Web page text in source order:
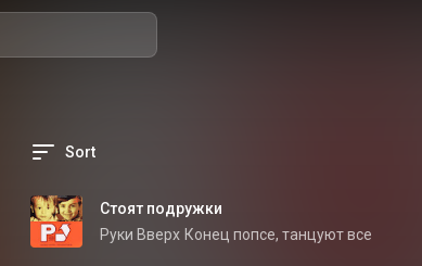
Sort
Стоят подружки
Руки Вверх Конец попсе, танцуют все